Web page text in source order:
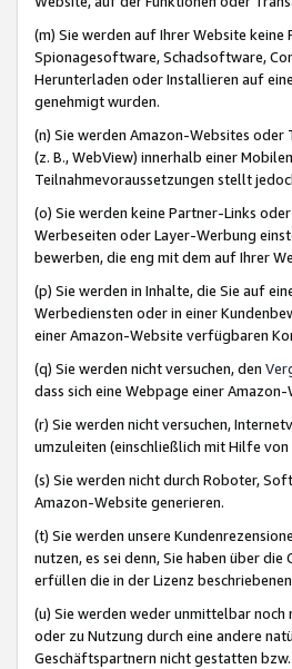
(m) Sie werden auf Ihrer Website
Spionagesoftware, Schadsoftware,
Herunterladen oder Installieren auf
genehmigt wurden.
(n) Sie werden Amazon-Websites
(z. B., WebView) innerhalb einer
Teilnahmevoraussetzungen stellt
(o) Sie werden keine Partner-Links
Werbeseiten oder Layer-Werbung
bewerben, die eng mit dem auf Ihrer
(p) Sie werden in Inhalte, die Sie auf
Werbediensten oder in einer
einer Amazon-Website verfügbaren
(q) Sie werden nicht versuchen, den
dass sich eine Webpage einer
(r) Sie werden nicht versuchen,
umzuleiten (einschließlich mit Hilfe
(s) Sie werden nicht durch Roboter,
Amazon-Website generieren.
(t) Sie werden unsere
nutzen, es sei denn, Sie haben über
erfüllen die in der Lizenz
(u) Sie werden weder unmittelbar
oder zu Nutzung durch eine andere
Geschäftspartnern nicht gestatten